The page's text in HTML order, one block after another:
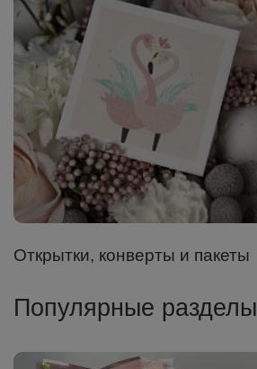
Открытки, конверты и пакеты
Популярные разделы